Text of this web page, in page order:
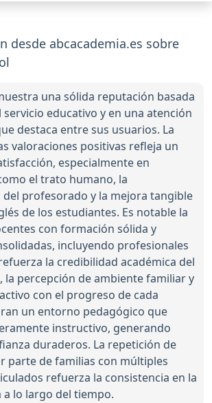
desde abcacademia.es sobre
una sólida reputación basada
servicio educativo y en una atención
destaca entre sus usuarios. La
valoraciones positivas refleja un
especialmente en
el trato humano, la
profesorado y la mejora tangible
de los estudiantes. Es notable la
con formación sólida y
incluyendo profesionales
la credibilidad académica del
la percepción de ambiente familiar y
con el progreso de cada
un entorno pedagógico que
instructivo, generando
duraderos. La repetición de
parte de familias con múltiples
refuerza la consistencia en la
lo largo del tiempo.